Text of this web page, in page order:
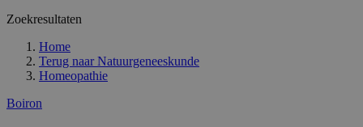
Zoekresultaten
Home
Terug naar Natuurgeneeskunde
Homeopathie
Boiron